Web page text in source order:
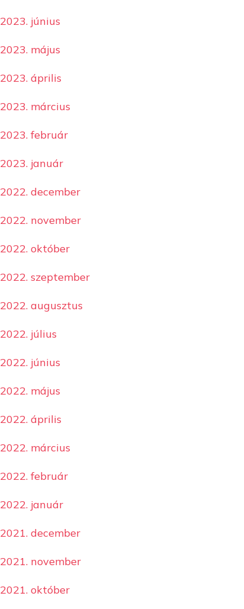
2023. június
2023. május
2023. április
2023. március
2023. február
2023. január
2022. december
2022. november
2022. október
2022. szeptember
2022. augusztus
2022. július
2022. június
2022. május
2022. április
2022. március
2022. február
2022. január
2021. december
2021. november
2021. október